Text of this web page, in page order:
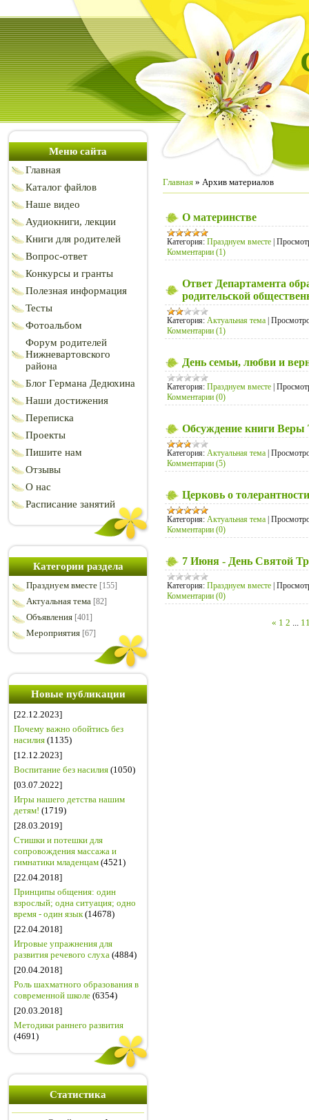
Меню сайта
Главная
Каталог файлов
Наше видео
Аудиокниги, лекции
Книги для родителей
Вопрос-ответ
Конкурсы и гранты
Полезная информация
Тесты
Фотоальбом
Форум родителей
Нижневартовского
района
Блог Германа Дедюхина
Наши достижения
Переписка
Проекты
Пишите нам
Отзывы
О нас
Расписание занятий
Категории раздела
Празднуем вместе [155]
Актуальная тема [82]
Объявления [401]
Мероприятия [67]
Новые публикации
[22.12.2023]
Почему важно обойтись без
насилия (1135)
[12.12.2023]
Воспитание без насилия (1050)
[03.07.2022]
Игры нашего детства нашим
детям! (1719)
[28.03.2019]
Стишки и потешки для
сопровождения массажа и
гимнатики младенцам (4521)
[22.04.2018]
Принципы общения: один
взрослый; одна ситуация; одно
время - один язык(14678)
[22.04.2018]
Игровые упражнения для
развития речевого слуха (4884)
[20.04.2018]
Роль шахматного образования в
современной школе (6354)
[20.03.2018]
Методики раннего развития
(4691)
Статистика
Главная » Архив материалов
О материнстве
Категория: Празднуем вместе |
Комментарии (1)
Ответ Департамента
родительской
Категория: Актуальная тема |
Комментарии (1)
День семьи, любви и
Категория: Празднуем вместе |
Комментарии (0)
Обсуждение книги Веры
Категория: Актуальная тема |
Комментарии (5)
Церковь о толерантности
Категория: Актуальная тема |
Комментарии (0)
7 Июня - День Святой
Категория: Празднуем вместе |
Комментарии (0)
« 1 2